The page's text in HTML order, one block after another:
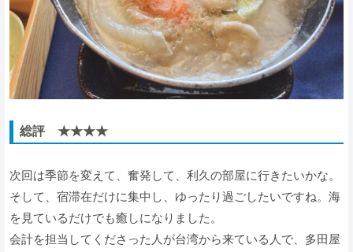
総評 ★★★★
次回は季節を変えて、奮発して、利久の部屋に行きたいかな。
そして、宿滞在だけに集中し、ゆったり過ごしたいですね。海
を見ているだけでも癒しになりました。
会計を担当してくださった人が台湾から来ている人で、多田屋